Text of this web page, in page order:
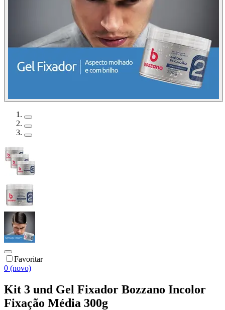
Favoritar
0 (novo)
Kit 3 und Gel Fixador Bozzano Incolor
Fixação Média 300g